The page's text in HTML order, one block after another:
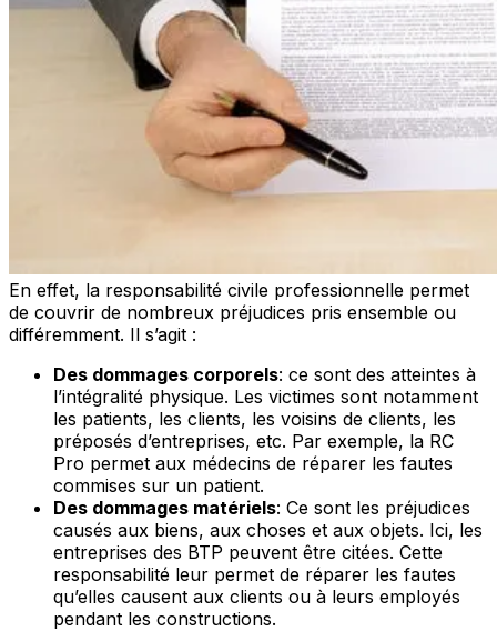
En effet, la responsabilité civile professionnelle permet
de couvrir de nombreux préjudices pris ensemble ou
différemment. Il s’agit :
Des dommages corporels: ce sont des atteintes à
l’intégralité physique. Les victimes sont notamment
les patients, les clients, les voisins de clients, les
préposés d’entreprises, etc. Par exemple, la RC
Pro permet aux médecins de réparer les fautes
commises sur un patient.
Des dommages matériels: Ce sont les préjudices
causés aux biens, aux choses et aux objets. Ici, les
entreprises des BTP peuvent être citées. Cette
responsabilité leur permet de réparer les fautes
qu’elles causent aux clients ou à leurs employés
pendant les constructions.